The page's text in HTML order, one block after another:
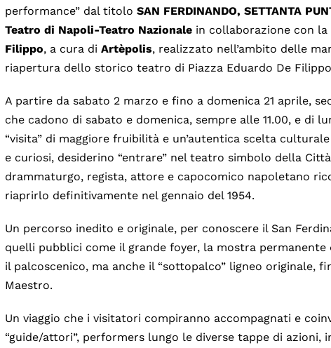
performance” dal titoloSAN FERDINANDO, SETTANTA
Teatro di Napoli-Teatro Nazionale in collaborazione con la
Filippo, a cura diArtèpolis, realizzato nell’ambito delle
riapertura dello storico teatro di Piazza Eduardo De
A partire da sabato 2 marzo e fino a domenica 21 aprile,
che cadono di sabato e domenica, sempre alle 11.00, e di
“visita” di maggiore fruibilità e un’autentica scelta
e curiosi, desiderino “entrare” nel teatro simbolo della
drammaturgo, regista, attore e capocomico napoletano
riaprirlo definitivamente nel gennaio del 1954.
Un percorso inedito e originale, per conoscere il San
quelli pubblici come il grande foyer, la mostra permanente
il palcoscenico, ma anche il “sottopalco” ligneo originale,
Maestro.
Un viaggio che i visitatori compiranno accompagnati e
“guide/attori”, performers lungo le diverse tappe di azioni,